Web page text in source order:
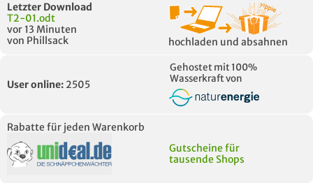
Letzter Download
T2-01.odt
vor 13 Minuten
von Phillsack
hochladen und absahnen
User online: 2505
Gehostet mit 100%
Wasserkraft von
Rabatte für jeden Warenkorb
Gutscheine für
tausende Shops